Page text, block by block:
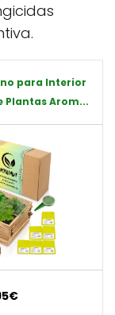
para Interior
Plantas Arom...